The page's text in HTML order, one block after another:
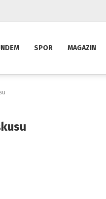
SPOR MAGAZIN